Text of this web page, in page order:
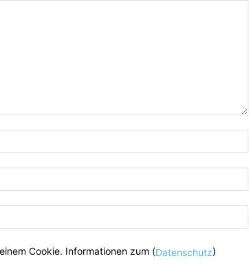
Cookie. Informationen zum (Datenschutz)